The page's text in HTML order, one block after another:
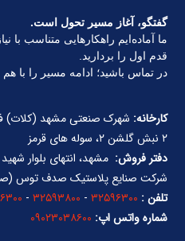
گفتگو، آغاز مسیر تحول است.
ما آماده‌ایم راهکارهایی متناسب
قدم اول را بردارید.
در تماس باشید؛ ادامه مسیر را با
کارخانه:
۲ نبش گلشن ۲، سوله های قرمز
دفتر فروش:
شرکت صنایع پلاستیک صدف توس
تلفن : ۳۲۵۹۶۳۰۰ - ۳۲۵۹۳۸۰۰ -
شماره واتس اپ: ۰۹۰۲۳۰۳۸۶۰۰